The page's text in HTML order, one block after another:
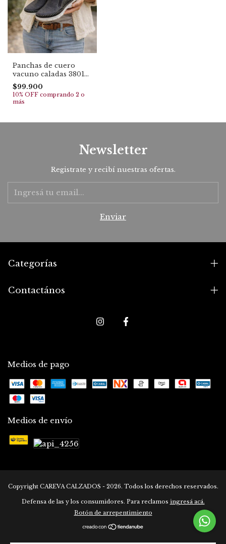
Panchas de cuero
vacuno caladas 3801
TOP EN VENTAS
$99.900
10% OFF comprando 2 o
más
Newsletter
Registrate y recibí nuestras ofertas.
Categorías
Contactános
Medios de pago
Medios de envío
Copyright CAREVA CALZADOS - 2026. Todos los derechos reservados.
Defensa de las y los consumidores. Para reclamos ingresá acá.
Botón de arrepentimiento